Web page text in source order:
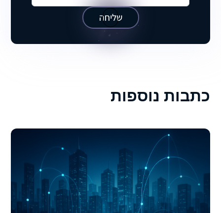
שליחה
כתבות נוספות